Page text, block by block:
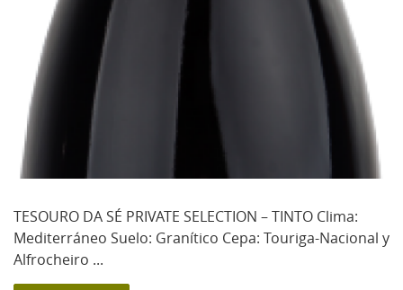
TESOURO DA SÉ PRIVATE SELECTION – TINTO Clima:
Mediterráneo Suelo: Granítico Cepa: Touriga-Nacional y
Alfrocheiro ...